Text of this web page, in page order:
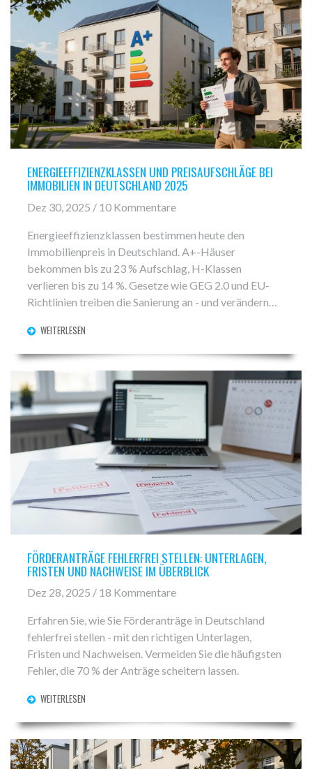
ENERGIEEFFIZIENZKLASSEN UND PREISAUFSCHLÄGE BEI
IMMOBILIEN IN DEUTSCHLAND 2025
Dez 30, 2025 / 10 Kommentare
Energieeffizienzklassen bestimmen heute den
Immobilienpreis in Deutschland. A+-Häuser
bekommen bis zu 23 % Aufschlag, H-Klassen
verlieren bis zu 14 %. Gesetze wie GEG 2.0 und EU-
Richtlinien treiben die Sanierung an - und verändern
WEITERLESEN
FÖRDERANTRÄGE FEHLERFREI STELLEN: UNTERLAGEN,
FRISTEN UND NACHWEISE IM ÜBERBLICK
Dez 28, 2025 / 18 Kommentare
Erfahren Sie, wie Sie Förderanträge in Deutschland
fehlerfrei stellen - mit den richtigen Unterlagen,
Fristen und Nachweisen. Vermeiden Sie die häufigsten
Fehler, die 70 % der Anträge scheitern lassen.
WEITERLESEN